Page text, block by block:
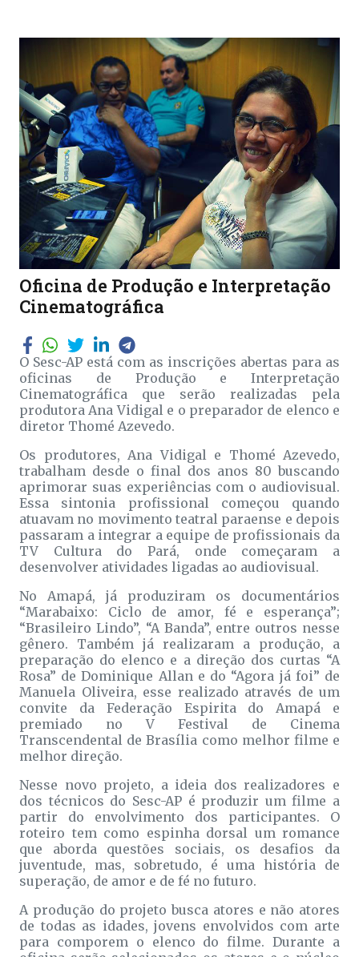
Oficina de Produção e Interpretação
Cinematográfica
O Sesc-AP está com as inscrições abertas para as
oficinas de Produção e Interpretação
Cinematográfica que serão realizadas pela
produtora Ana Vidigal e o preparador de elenco e
diretor Thomé Azevedo.
Os produtores, Ana Vidigal e Thomé Azevedo,
trabalham desde o final dos anos 80 buscando
aprimorar suas experiências com o audiovisual.
Essa sintonia profissional começou quando
atuavam no movimento teatral paraense e depois
passaram a integrar a equipe de profissionais da
TV Cultura do Pará, onde começaram a
desenvolver atividades ligadas ao audiovisual.
No Amapá, já produziram os documentários
“Marabaixo: Ciclo de amor, fé e esperança”;
“Brasileiro Lindo”, “A Banda”, entre outros nesse
gênero. Também já realizaram a produção, a
preparação do elenco e a direção dos curtas “A
Rosa” de Dominique Allan e do “Agora já foi” de
Manuela Oliveira, esse realizado através de um
convite da Federação Espirita do Amapá e
premiado no V Festival de Cinema
Transcendental de Brasília como melhor filme e
melhor direção.
Nesse novo projeto, a ideia dos realizadores e
dos técnicos do Sesc-AP é produzir um filme a
partir do envolvimento dos participantes. O
roteiro tem como espinha dorsal um romance
que aborda questões sociais, os desafios da
juventude, mas, sobretudo, é uma história de
superação, de amor e de fé no futuro.
A produção do projeto busca atores e não atores
de todas as idades, jovens envolvidos com arte
para comporem o elenco do filme. Durante a